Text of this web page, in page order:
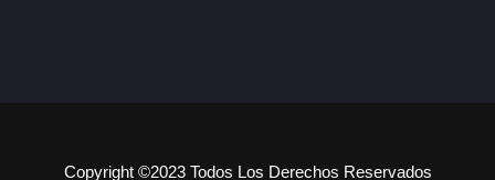
Copyright ©2023 Todos Los Derechos Reservados